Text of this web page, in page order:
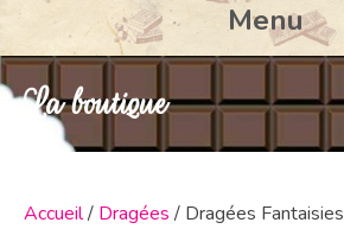
Menu
La boutique
Accueil/ Dragées / Dragées Fantaisies